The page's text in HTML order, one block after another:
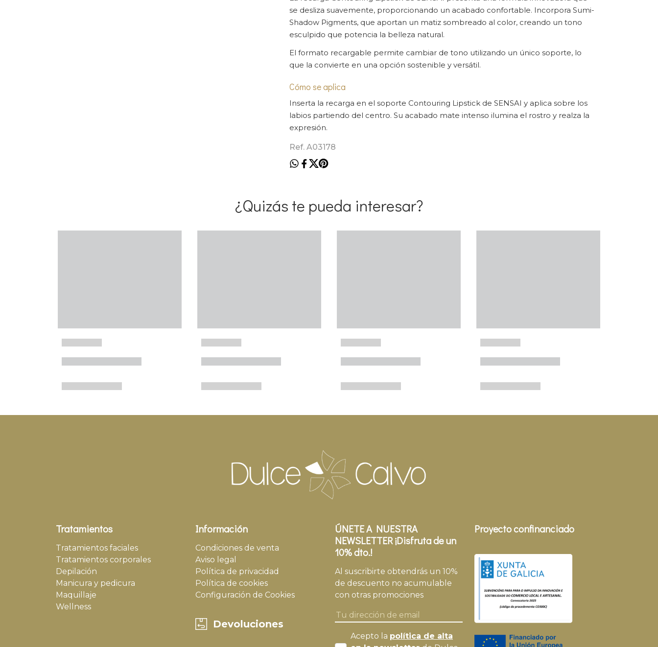
se desliza suavemente, proporcionando un acabado confortable. Incorpora Sumi-
Shadow Pigments, que aportan un matiz sombreado al color, creando un tono
esculpido que potencia la belleza natural.
El formato recargable permite cambiar de tono utilizando un único soporte, lo
que la convierte en una opción sostenible y versátil.
Cómo se aplica
Inserta la recarga en el soporte Contouring Lipstick de SENSAI y aplica sobre los
labios partiendo del centro. Su acabado mate intenso ilumina el rostro y realza la
expresión.
Ref. A03178
¿Quizás te pueda interesar?
Tratamientos
Tratamientos faciales
Tratamientos corporales
Depilación
Manicura y pedicura
Maquillaje
Wellness
Información
Condiciones de venta
Aviso legal
Política de privacidad
Política de cookies
Configuración de Cookies
Devoluciones
ÚNETE A NUESTRA
NEWSLETTER ¡Disfruta de un
10% dto.!
Al suscribirte obtendrás un 10%
de descuento no acumulable
con otras promociones
Acepto la política de alta
Proyecto confinanciado